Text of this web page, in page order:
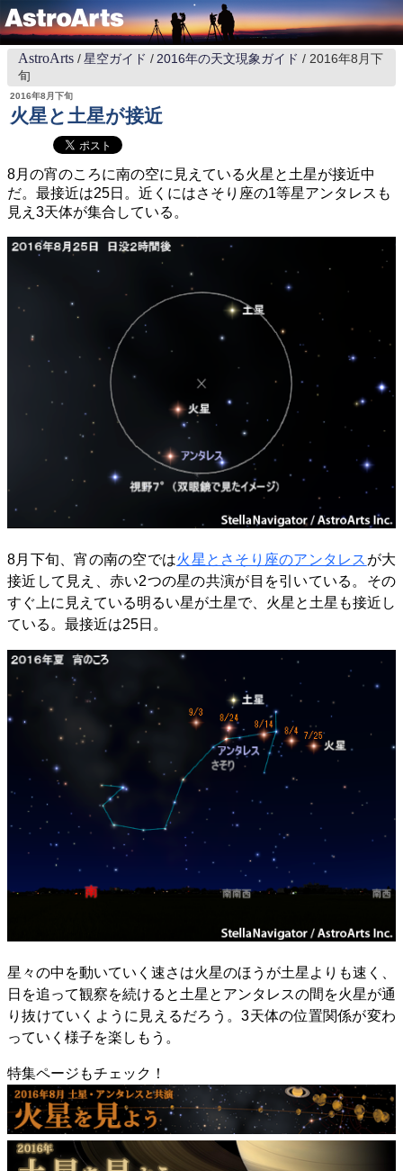
AstroArts 星空ガイド 2016年の天文現象ガイド
2016年8月下
旬
2016年8月下旬
火星と土星が接近
8月の宵のころに南の空に見えている火星と土星が接近中
だ。最接近は25日。近くにはさそり座の1等星アンタレスも
見え3天体が集合している。
8月下旬、宵の南の空では火星とさそり座のアンタレス が大
接近して見え、赤い2つの星の共演が目を引いている。その
すぐ上に見えている明るい星が土星で、火星と土星も接近し
ている。最接近は25日。
星々の中を動いていく速さは火星のほうが土星よりも速く、
日を追って観察を続けると土星とアンタレスの間を火星が通
り抜けていくように見えるだろう。3天体の位置関係が変わ
っていく様子を楽しもう。
特集ページもチェック！